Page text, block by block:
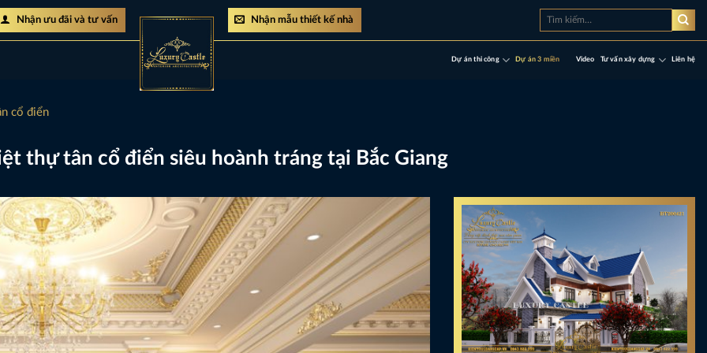
Nhận ưu đãi và tư vấn Nhận mẫu thiết kế nhà
Tìm
Dự án thi công Dự án 3 miền Video Tư vấn xây dựng Liên hệ
cổ điển
thự tân cổ điển siêu hoành tráng tại Bắc Giang